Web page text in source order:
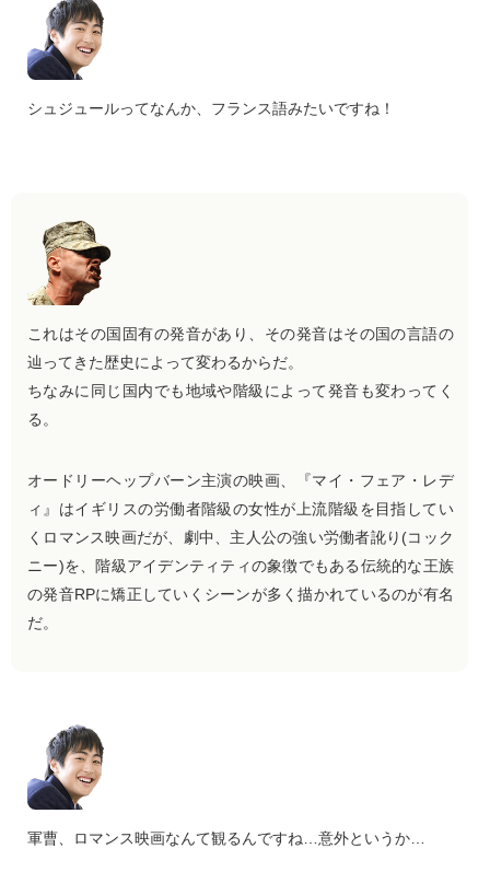
シュジュールってなんか、フランス語みたいですね！
これはその国固有の発音があり、その発音はその国の言語の
辿ってきた歴史によって変わるからだ。
ちなみに同じ国内でも地域や階級によって発音も変わってく
る。
オードリーヘップバーン主演の映画、『マイ・フェア・レデ
ィ』はイギリスの労働者階級の女性が上流階級を目指してい
くロマンス映画だが、劇中、主人公の強い労働者訛り(コック
ニー)を、階級アイデンティティの象徴でもある伝統的な王族
の発音RPに矯正していくシーンが多く描かれているのが有名
だ。
軍曹、ロマンス映画なんて観るんですね…意外というか…